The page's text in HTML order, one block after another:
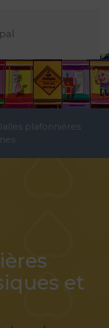
plafonnières
et